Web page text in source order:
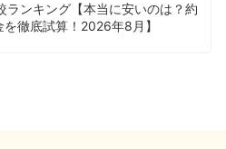
ランキング【本当に安いのは？約
徹底試算！2026年8月】